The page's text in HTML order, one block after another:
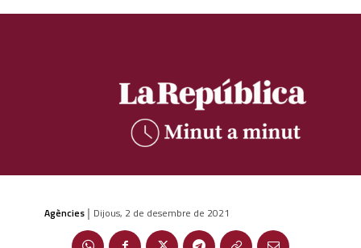
Agències | Dijous, 2 de desembre de 2021